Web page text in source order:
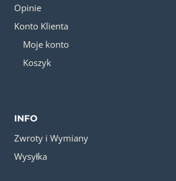
Opinie
Konto Klienta
Moje konto
Koszyk
INFO
Zwroty i Wymiany
Wysyłka